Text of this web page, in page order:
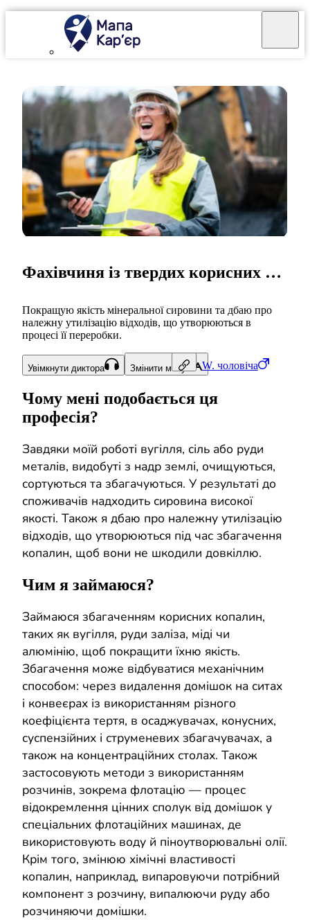
W. чоловіча
Фахівчиня із твердих корисних копалин
Покращую якість мінеральної сировини та дбаю про
належну утилізацію відходів, що утворюються в
процесі її переробки.
Увімкнути диктора Змінити мову
Чому мені подобається ця
професія?
Завдяки моїй роботі вугілля, сіль або руди
металів, видобуті з надр землі, очищуються,
сортуються та збагачуються. У результаті до
споживачів надходить сировина високої
якості. Також я дбаю про належну утилізацію
відходів, що утворюються під час збагачення
копалин, щоб вони не шкодили довкіллю.
Чим я займаюся?
Займаюся збагаченням корисних копалин,
таких як вугілля, руди заліза, міді чи
алюмінію, щоб покращити їхню якість.
Збагачення може відбуватися механічним
способом: через видалення домішок на ситах
і конвеєрах із використанням різного
коефіцієнта тертя, в осаджувачах, конусних,
суспензійних і струменевих збагачувачах, а
також на концентраційних столах. Також
застосовують методи з використанням
розчинів, зокрема флотацію — процес
відокремлення цінних сполук від домішок у
спеціальних флотаційних машинах, де
використовують воду й піноутворювальні олії.
Крім того, змінюю хімічні властивості
копалин, наприклад, випаровуючи потрібний
компонент з розчину, випалюючи руду або
розчиняючи домішки.